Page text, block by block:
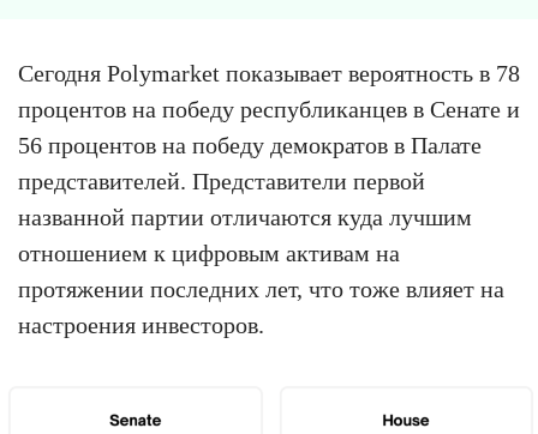
Сегодня Polymarket показывает вероятность в 78
процентов на победу республиканцев в Сенате и
56 процентов на победу демократов в Палате
представителей. Представители первой
названной партии отличаются куда лучшим
отношением к цифровым активам на
протяжении последних лет, что тоже влияет на
настроения инвесторов.